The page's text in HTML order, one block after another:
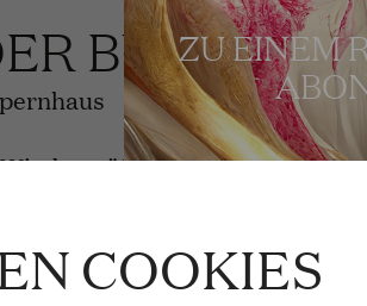
COOKIES
BÜHNEN
ZU EINEM